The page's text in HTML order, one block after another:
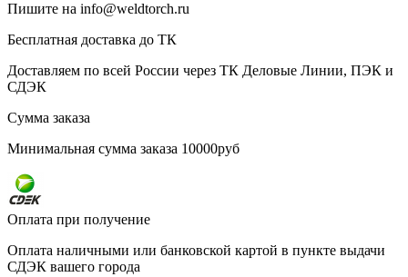
Пишите на info@weldtorch.ru
Бесплатная доставка до ТК
Доставляем по всей России через ТК Деловые Линии, ПЭК и
СДЭК
Сумма заказа
Минимальная сумма заказа 10000руб
Оплата при получение
Оплата наличными или банковской картой в пункте выдачи
СДЭК вашего города